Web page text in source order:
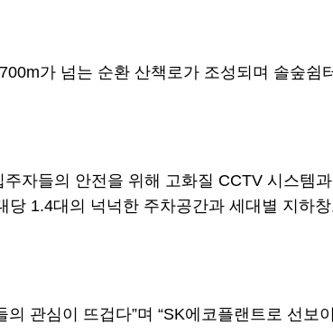
가 넘는 순환 산책로가 조성되며 솔숲쉼
자들의 안전을 위해 고화질 CCTV 시스템과
1.4대의 넉넉한 주차공간과 세대별 지하
관심이 뜨겁다”며 “SK에코플랜트로 선보